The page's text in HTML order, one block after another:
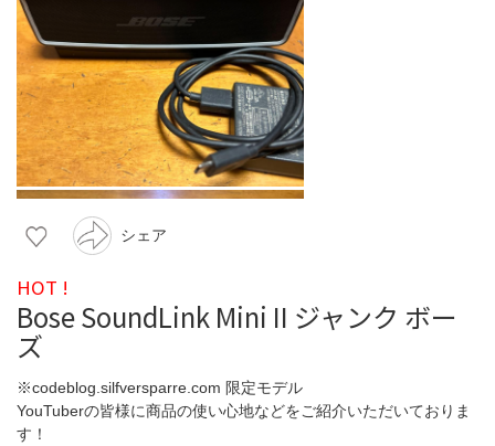
シェア
HOT !
Bose SoundLink Mini II ジャンク ボー
ズ
※codeblog.silfversparre.com 限定モデル
YouTuberの皆様に商品の使い心地などをご紹介いただいておりま
す！